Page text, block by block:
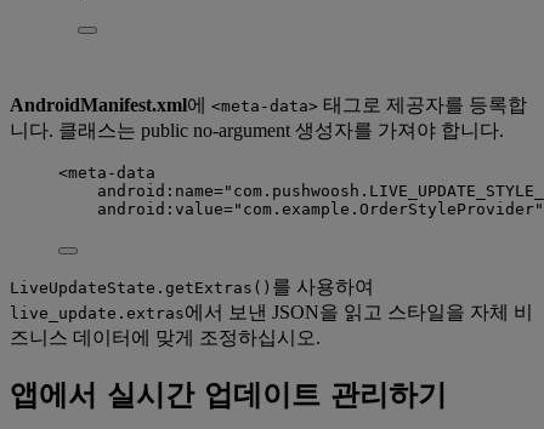
AndroidManifest.xml에 <meta-data> 태그로 제공자를 등록합
니다. 클래스는 public no-argument 생성자를 가져야 합니다.
<meta-data
android:name="
android:value=" com.example.OrderStyleProvider"
LiveUpdateState.getExtras() 를 사용하여
live_update.extras에서 보낸 JSON을 읽고 스타일을 자체 비
즈니스 데이터에 맞게 조정하십시오.
앱에서 실시간 업데이트 관리하기